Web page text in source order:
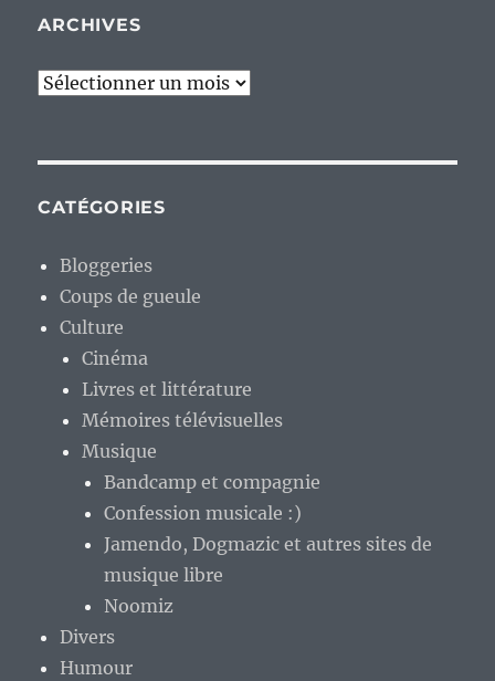
ARCHIVES
Archives
CATÉGORIES
Bloggeries
Coups de gueule
Culture
Cinéma
Livres et littérature
Mémoires télévisuelles
Musique
Bandcamp et compagnie
Confession musicale :)
Jamendo, Dogmazic et autres sites de
musique libre
Noomiz
Divers
Humour